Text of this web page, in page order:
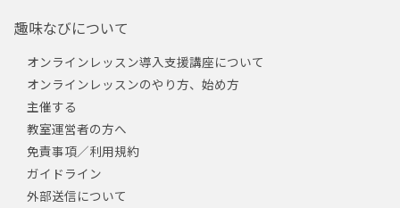
趣味なびについて
オンラインレッスン導入支援講座について
オンラインレッスンのやり方、始め方
主催する
教室運営者の方へ
免責事項／利用規約
ガイドライン
外部送信について